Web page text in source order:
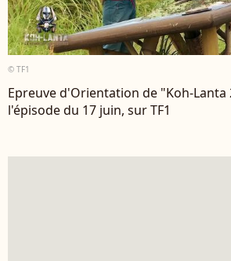
© TF1
Epreuve d'Orientation de "Koh-Lanta
l'épisode du 17 juin, sur TF1